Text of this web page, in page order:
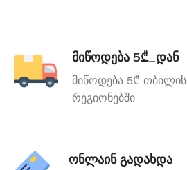
მიწოდება 5₾_დან
მიწოდება 5₾
რეგიონებში
ონლაინ გადახდა